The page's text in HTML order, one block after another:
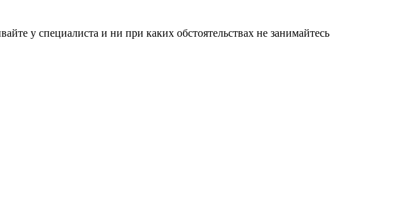
у специалиста и ни при каких обстоятельствах не занимайтесь